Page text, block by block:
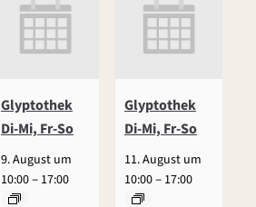
Glyptothek
Di-Mi, Fr-So
9. August um
10:00– 17:00
Glyptothek
Di-Mi, Fr-So
11. August um
10:00– 17:00